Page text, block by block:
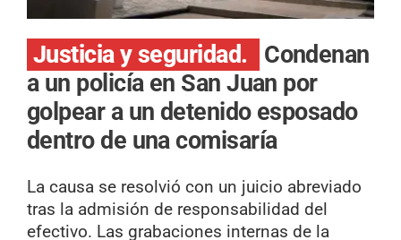
Justicia y seguridad.
Condenan
a un policía en San Juan por
golpear a un detenido esposado
dentro de una comisaría
La causa se resolvió con un juicio abreviado
tras la admisión de responsabilidad del
efectivo. Las grabaciones internas de la